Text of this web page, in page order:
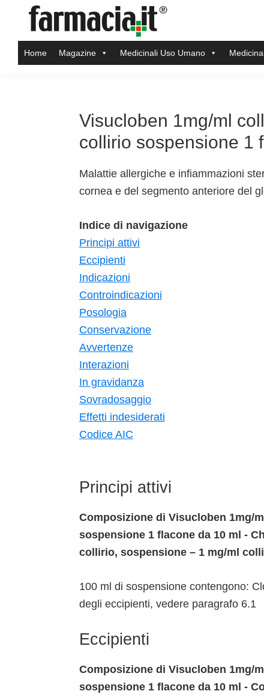
primary
main
primary
footerFarmacia.it
magazine
Home Magazine Medicinali Uso Umano
Visucloben 1mg/ml
collirio sospensione 1
Malattie allergiche e infiammazioni
cornea e del segmento anteriore del
Indice di navigazione
Principi attivi
Eccipienti
Indicazioni
Controindicazioni
Posologia
Conservazione
Avvertenze
Interazioni
In gravidanza
Sovradosaggio
Effetti indesiderati
Codice AIC
Principi attivi
Composizione di Visucloben 1mg/
sospensione 1 flacone da 10 ml -
collirio, sospensione – 1 mg/ml
100 ml di sospensione contengono:
degli eccipienti, vedere paragrafo 6.1
Eccipienti
Composizione di Visucloben 1mg/
sospensione 1 flacone da 10 ml -